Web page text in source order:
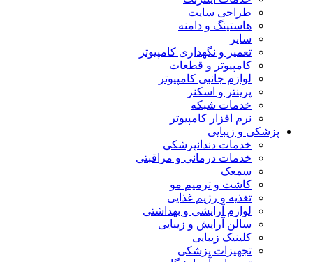
طراحی سایت
هاستینگ و دامنه
سایر
تعمیر و نگهداری کامپیوتر
کامپیوتر و قطعات
لوازم جانبی کامپیوتر
پرینتر و اسکنر
خدمات شبکه
نرم افزار کامپیوتر
پزشکی و زیبایی
خدمات دندانپزشکی
خدمات درمانی و مراقبتی
سمعک
کاشت و ترمیم مو
تغذیه و رژیم غذایی
لوازم آرایشی و بهداشتی
سالن آرایش و زیبایی
کلینیک زیبایی
تجهیزات پزشکی